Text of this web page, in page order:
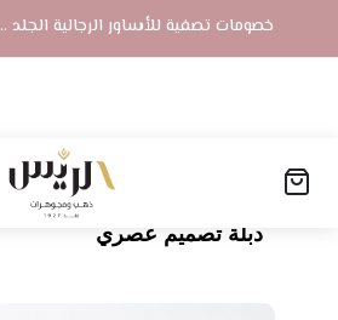
خصومات تصفية للأساور الرجالية
الصفحة الرئيسية
المنتجات
دبلة تصميم عصري